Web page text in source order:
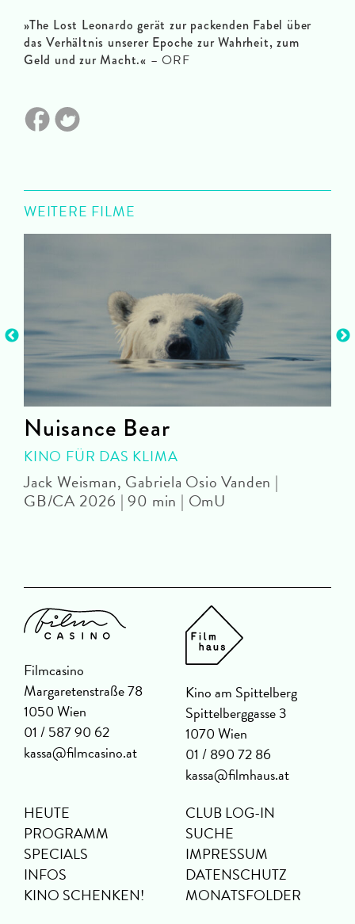
»The Lost Leonardo gerät zur packenden Fabel über
das Verhältnis unserer Epoche zur Wahrheit, zum
Geld und zur Macht.« – ORF
WEITERE FILME
Nuisance Bear
KINO FÜR DAS KLIMA
Jack Weisman, Gabriela Osio Vanden |
GB/CA 2026 | 90 min | OmU
Filmcasino
Margaretenstraße 78
1050 Wien
01 / 587 90 62
kassa@filmcasino.at
Kino am Spittelberg
Spittelberggasse 3
1070 Wien
01 / 890 72 86
kassa@filmhaus.at
HEUTE
PROGRAMM
SPECIALS
INFOS
KINO SCHENKEN!
CLUB LOG-IN
SUCHE
IMPRESSUM
DATENSCHUTZ
MONATSFOLDER